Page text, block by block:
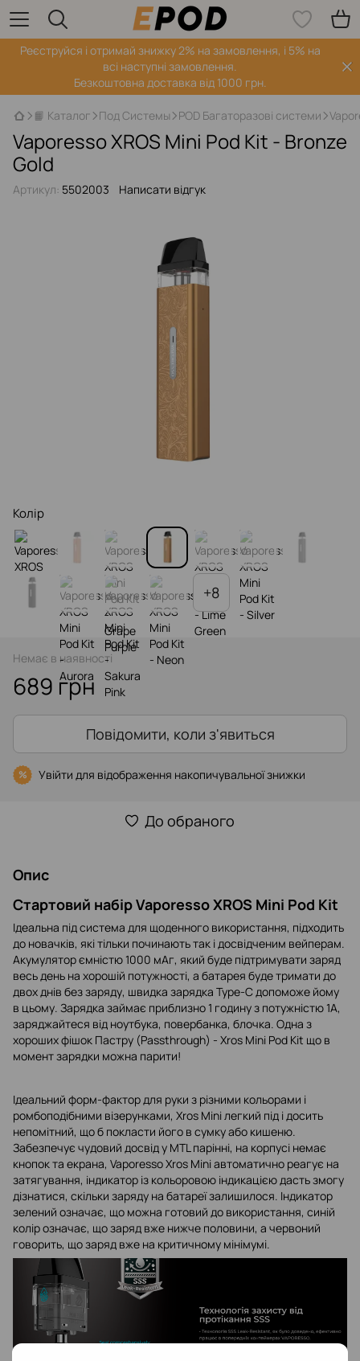
Реєструйся і отримай знижку 2% на замовлення, і 5% на
всі наступні замовлення.
Безкоштовна доставка від 1000 грн.
📙 Каталог Под Системы POD Багаторазові системи
Vaporesso XROS Mini Pod Kit - Bronze
Gold
Артикул: 5502003 Написати відгук
Колір
+8
Немає в наявності
689 грн
Повідомити, коли з'явиться
% Увійти для відображення накопичувальної знижки
До обраного
Опис
Стартовий набір Vaporesso XROS Mini Pod Kit
Ідеальна під система для щоденного використання, підходить
до новачків, які тільки починають так і досвідченим вейперам.
Акумулятор ємністю 1000 мАг, який буде підтримувати заряд
весь день на хорошій потужності, а батарея буде тримати до
двох днів без заряду, швидка зарядка Type-C допоможе йому
в цьому. Зарядка займає приблизно 1 годину з потужністю 1А,
заряджайтеся від ноутбука, повербанка, блочка. Одна з
хороших фішок Пастру (Passthrough) - Xros Mini Pod Kit що в
момент зарядки можна парити!
Ідеальний форм-фактор для руки з різними кольорами і
ромбоподібними візерунками, Xros Mini легкий під і досить
непомітний, що б покласти його в сумку або кишеню.
Забезпечує чудовий досвід у MTL парінні, на корпусі немає
кнопок та екрана, Vaporesso Xros Mini автоматично реагує на
затягування, індикатор із кольоровою індикацією дасть змогу
дізнатися, скільки заряду на батареї залишилося. Індикатор
зелений означає, що можна готовий до використання, синій
колір означає, що заряд вже нижче половини, а червоний
говорить, що заряд вже на критичному мінімумі.